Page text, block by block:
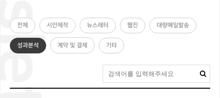
전체 시안제작 뉴스레터 웹진 대량메일발송
성과분석 계약 및 결제 기타